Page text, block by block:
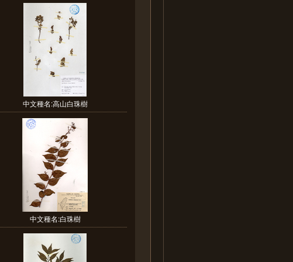
中文種名:高山白珠樹
中文種名:白珠樹